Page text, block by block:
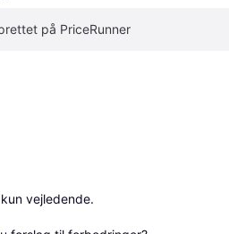
på PriceRunner
vejledende.